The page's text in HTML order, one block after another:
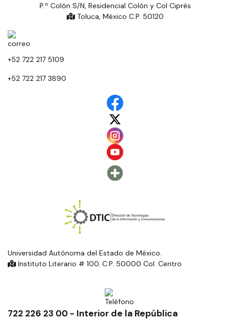
P.º Colón S/N, Residencial Colón y Col Ciprés
Toluca, México C.P. 50120
+52 722 217 5109
+52 722 217 3890
Universidad Autónoma del Estado de México.
Instituto Literario # 100. C.P. 50000 Col. Centro
722 226 23 00 - Interior de la República